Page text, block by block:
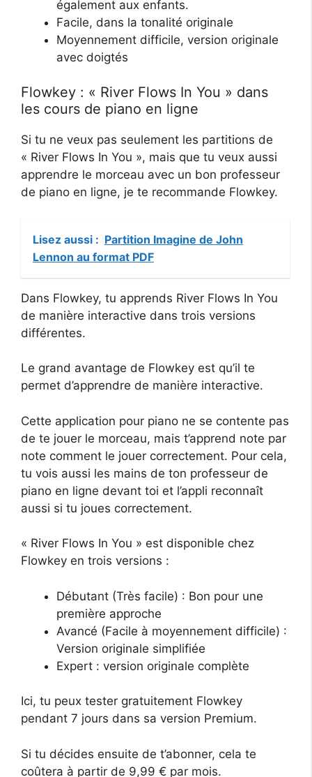
également aux enfants.
Facile, dans la tonalité originale
Moyennement difficile, version originale
avec doigtés
Flowkey : « River Flows In You » dans
les cours de piano en ligne
Si tu ne veux pas seulement les partitions de
« River Flows In You », mais que tu veux aussi
apprendre le morceau avec un bon professeur
de piano en ligne, je te recommande Flowkey.
Lisez aussi : Partition Imagine de John
Lennon au format PDF
Dans Flowkey, tu apprends River Flows In You
de manière interactive dans trois versions
différentes.
Le grand avantage de Flowkey est qu’il te
permet d’apprendre de manière interactive.
Cette application pour piano ne se contente pas
de te jouer le morceau, mais t’apprend note par
note comment le jouer correctement. Pour cela,
tu vois aussi les mains de ton professeur de
piano en ligne devant toi et l’appli reconnaît
aussi si tu joues correctement.
« River Flows In You » est disponible chez
Flowkey en trois versions :
Débutant (Très facile) : Bon pour une
première approche
Avancé (Facile à moyennement difficile) :
Version originale simplifiée
Expert : version originale complète
Ici, tu peux tester gratuitement Flowkey
pendant 7 jours dans sa version Premium.
Si tu décides ensuite de t’abonner, cela te
coûtera à partir de 9,99 € par mois.